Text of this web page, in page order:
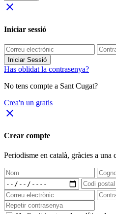
close
Iniciar sessió
Iniciar Sessió
Has oblidat la contrasenya?
No tens compte a Sant Cugat?
Crea'n un gratis
close
Crear compte
Periodisme en català, gràcies a una